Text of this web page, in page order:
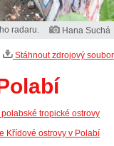
radaru. Hana Suchá
Stáhnout zdrojový soubor
tropické ostrovy
Křídové ostrovy v Polabí